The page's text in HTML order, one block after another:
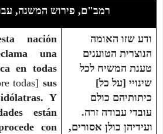
רמב"ם, פירוש המשנה,
nación
una
en todas
todas] sus
Y
están
con
טענת המשיח לכל
עובדי עבודה זרה.